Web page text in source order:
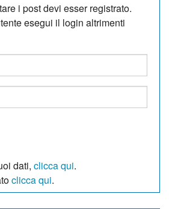
i post devi esser registrato.
esegui il login altrimenti
dati, clicca qui.
clicca qui.